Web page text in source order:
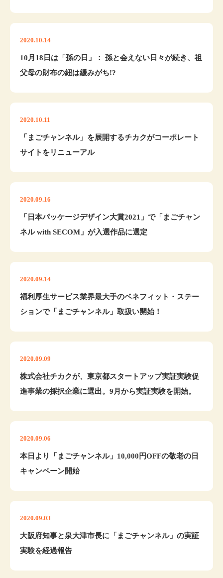
2020.10.14
10月18日は「孫の日」： 孫と会えない日々が続き、祖
父母の財布の紐は緩みがち!?
2020.10.11
「まごチャンネル」を展開するチカクがコーポレート
サイトをリニューアル
2020.09.16
「日本パッケージデザイン大賞2021」で「まごチャン
ネル with SECOM」が入選作品に選定
2020.09.14
福利厚生サービス業界最大手のベネフィット・ステー
ションで「まごチャンネル」取扱い開始！
2020.09.09
株式会社チカクが、東京都スタートアップ実証実験促
進事業の採択企業に選出。9月から実証実験を開始。
2020.09.06
本日より「まごチャンネル」10,000円OFFの敬老の日
キャンペーン開始
2020.09.03
大阪府知事と泉大津市長に「まごチャンネル」の実証
実験を経過報告